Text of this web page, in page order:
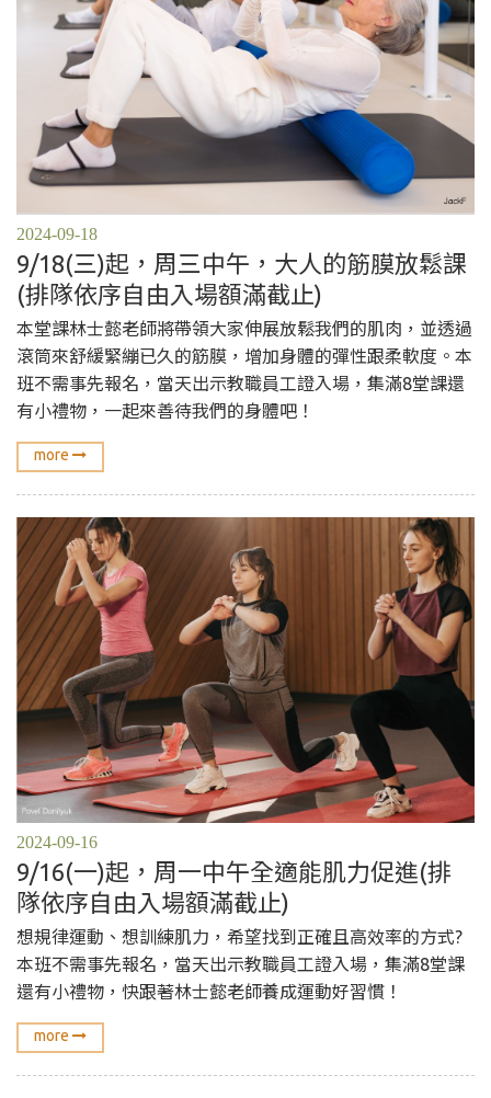
2024-09-18
9/18(三)起，周三中午，大人的筋膜放鬆課
(排隊依序自由入場額滿截止)
本堂課林士懿老師將帶領大家伸展放鬆我們的肌肉，並透過
滾筒來舒緩緊繃已久的筋膜，增加身體的彈性跟柔軟度。本
班不需事先報名，當天出示教職員工證入場，集滿8堂課還
有小禮物，一起來善待我們的身體吧！
more
2024-09-16
9/16(一)起，周一中午全適能肌力促進(排
隊依序自由入場額滿截止)
想規律運動、想訓練肌力，希望找到正確且高效率的方式?
本班不需事先報名，當天出示教職員工證入場，集滿8堂課
還有小禮物，快跟著林士懿老師養成運動好習慣！
more